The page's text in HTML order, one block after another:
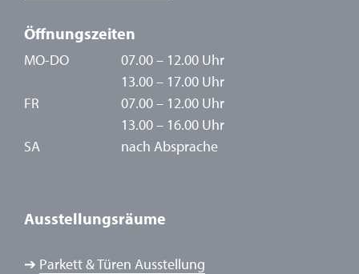
Öffnungszeiten
MO-DO
07.00 – 12.00 Uhr
13.00 – 17.00 Uhr
FR
07.00 – 12.00 Uhr
13.00 – 16.00 Uhr
SA
nach Absprache
Ausstellungsräume
➔ Parkett & Türen Ausstellung